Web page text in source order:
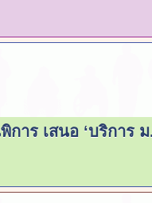
การ เสนอ ‘บริการ